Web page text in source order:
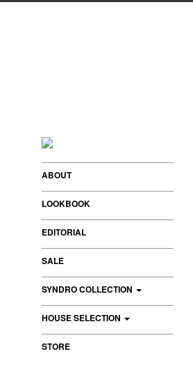
ABOUT
LOOKBOOK
EDITORIAL
SALE
SYNDRO COLLECTION
HOUSE SELECTION
STORE